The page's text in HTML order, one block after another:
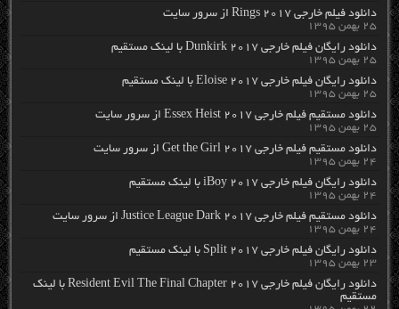
دانلود فیلم خارجی Rings 2017 از سرور سایت
۲۵ بهمن ۱۳۹۵
دانلود رایگان فیلم خارجی Dunkirk 2017 با لینک مستقیم
۲۵ بهمن ۱۳۹۵
دانلود رایگان فیلم خارجی Eloise 2017 با لینک مستقیم
۲۵ بهمن ۱۳۹۵
دانلود مستقیم فیلم خارجی Essex Heist 2017 از سرور سایت
۲۵ بهمن ۱۳۹۵
دانلود مستقیم فیلم خارجی Get the Girl 2017 از سرور سایت
۲۴ بهمن ۱۳۹۵
دانلود رایگان فیلم خارجی iBoy 2017 با لینک مستقیم
۲۴ بهمن ۱۳۹۵
دانلود مستقیم فیلم خارجی Justice League Dark 2017 از سرور سایت
۲۴ بهمن ۱۳۹۵
دانلود رایگان فیلم خارجی Split 2017 با لینک مستقیم
۲۳ بهمن ۱۳۹۵
دانلود رایگان فیلم خارجی Resident Evil The Final Chapter 2017 با لینک
مستقیم